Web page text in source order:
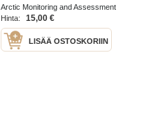
Arctic Monitoring and Assessment
Programme 2015
Hinta: 15,00 €
LISÄÄ OSTOSKORIIN